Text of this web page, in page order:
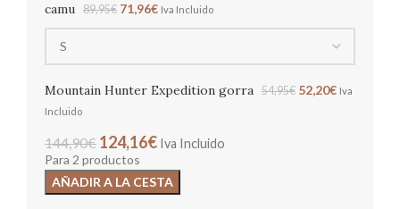
camu 89,95€ 71,96€ Iva Incluido
Mountain Hunter Expedition gorra 54,95€ 52,20€ Iva
Incluido
144,90€ 124,16€ Iva Incluido
Para 2 productos
AÑADIR A LA CESTA